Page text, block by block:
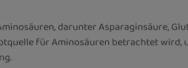
darunter Asparaginsäure,
für Aminosäuren betrachtet